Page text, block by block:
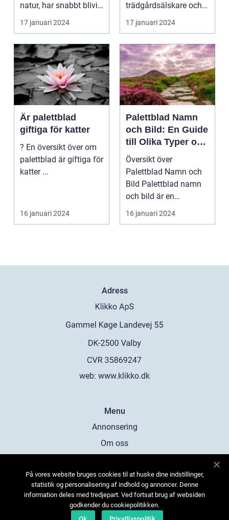
natur, har snabbt blivit
en favorit bla...
17 januari 2024
trädgårdsälskare och
inomhusväxtentusias..
17 januari 2024
Är palettblad
giftiga för katter
? En översikt över om
palettblad är giftiga för
katter ...
16 januari 2024
Palettblad Namn
och Bild: En Guide
till Olika Typer och
Egenskaper
Översikt över
Palettblad Namn och
Bild Palettblad namn
och bild är en
fascinerande
universum av oli...
16 januari 2024
Adress
web: www.klikko.dk
Menu
Annonsering
Om oss
Kontakta oss
Sitemap
På vores website bruges cookies til at huske dine indstillinger,
statistik og personalisering af indhold og annoncer. Denne
information deles med tredjepart. Ved fortsat brug af websiden
godkender du cookiepolitikken.